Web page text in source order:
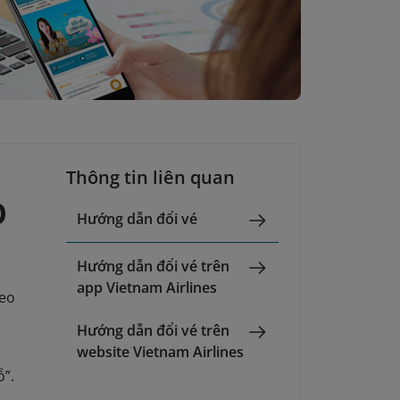
Thông tin liên quan
Hướng dẫn đổi vé
Hướng dẫn đổi vé trên
app Vietnam Airlines
Hướng dẫn đổi vé trên
website Vietnam Airlines